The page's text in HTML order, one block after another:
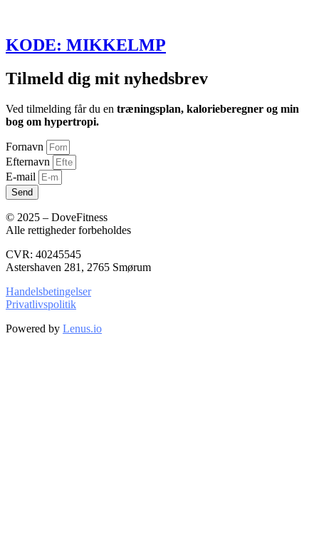
KODE: MIKKELMP
Tilmeld dig mit nyhedsbrev
Ved tilmelding får du en træningsplan, kalorieberegner og min
bog om hypertropi.
Fornavn
Efternavn
E-mail
Send
© 2025 – DoveFitness
Alle rettigheder forbeholdes
CVR: 40245545
Astershaven 281, 2765 Smørum
Handelsbetingelser
Privatlivspolitik
Powered by Lenus.io